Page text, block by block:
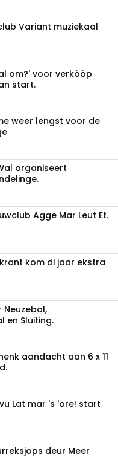
Variant muziekaal
om?' voor verkòòp
start.
weer lengst voor de
organiseert
Agge Mar Leut Et.
kom di jaar ekstra
en Sluiting.
aandacht aan 6 x 11
Lat mar 's 'ore! start
deur Meer